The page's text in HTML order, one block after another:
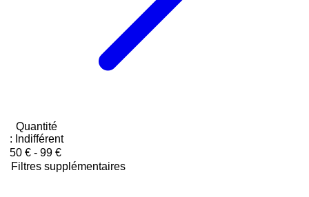
Quantité
: Indifférent
50 € - 99 €
Filtres supplémentaires